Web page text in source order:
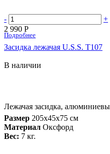
-
+
2 990 Р
Подробнее
Засидка лежачая U.S.S. Т107
В наличии
Лежачая засидка,
Размер 205х45х75 см
Материал Оксфорд
Вес: 7 кг.